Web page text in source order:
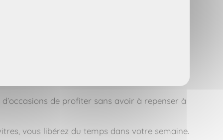
personnalisé. Vous échangez avec des
de profiter sans avoir à repenser à
vous libérez du temps dans votre semaine.